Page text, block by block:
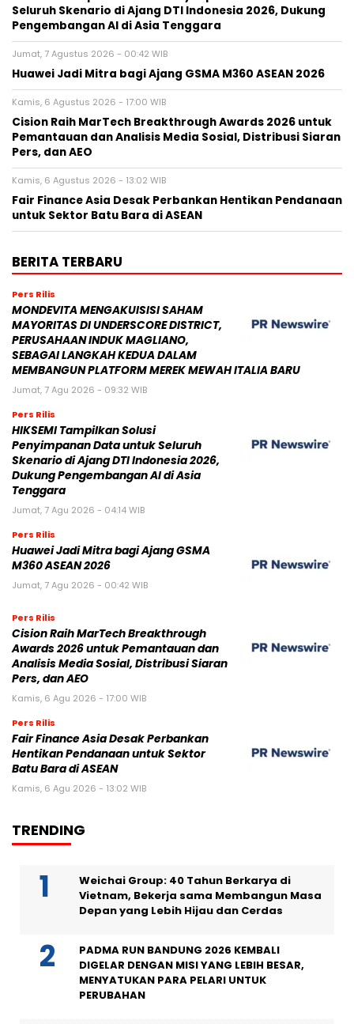
Seluruh Skenario di Ajang DTI Indonesia 2026, Dukung
Pengembangan AI di Asia Tenggara
Jumat, 7 Agustus 2026 - 00:42 WIB
Huawei Jadi Mitra bagi Ajang GSMA M360 ASEAN 2026
Kamis, 6 Agustus 2026 - 17:00 WIB
Cision Raih MarTech Breakthrough Awards 2026 untuk
Pemantauan dan Analisis Media Sosial, Distribusi Siaran
Pers, dan AEO
Kamis, 6 Agustus 2026 - 13:02 WIB
Fair Finance Asia Desak Perbankan Hentikan Pendanaan
untuk Sektor Batu Bara di ASEAN
BERITA TERBARU
Pers Rilis
MONDEVITA MENGAKUISISI SAHAM
MAYORITAS DI UNDERSCORE DISTRICT,
PERUSAHAAN INDUK MAGLIANO,
SEBAGAI LANGKAH KEDUA DALAM
MEMBANGUN PLATFORM MEREK MEWAH ITALIA BARU
Jumat, 7 Agu 2026 - 09:32 WIB
Pers Rilis
HIKSEMI Tampilkan Solusi
Penyimpanan Data untuk Seluruh
Skenario di Ajang DTI Indonesia 2026,
Dukung Pengembangan AI di Asia
Tenggara
Jumat, 7 Agu 2026 - 04:14 WIB
Pers Rilis
Huawei Jadi Mitra bagi Ajang GSMA
M360 ASEAN 2026
Jumat, 7 Agu 2026 - 00:42 WIB
Pers Rilis
Cision Raih MarTech Breakthrough
Awards 2026 untuk Pemantauan dan
Analisis Media Sosial, Distribusi Siaran
Pers, dan AEO
Kamis, 6 Agu 2026 - 17:00 WIB
Pers Rilis
Fair Finance Asia Desak Perbankan
Hentikan Pendanaan untuk Sektor
Batu Bara di ASEAN
Kamis, 6 Agu 2026 - 13:02 WIB
TRENDING
Weichai Group: 40 Tahun Berkarya di
Vietnam, Bekerja sama Membangun Masa
Depan yang Lebih Hijau dan Cerdas
PADMA RUN BANDUNG 2026 KEMBALI
DIGELAR DENGAN MISI YANG LEBIH BESAR,
MENYATUKAN PARA PELARI UNTUK
PERUBAHAN